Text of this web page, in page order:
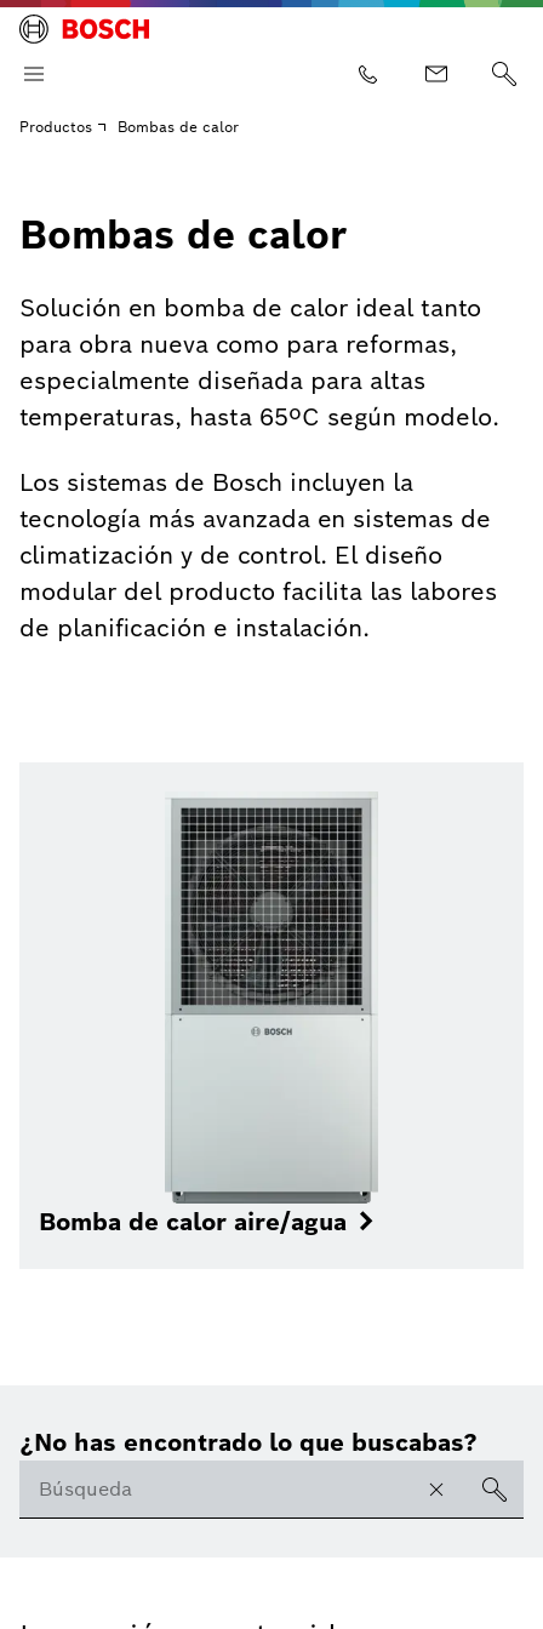
Productos Bombas de calor
Bombas de calor
Solución en bomba de calor ideal tanto
para obra nueva como para reformas,
especialmente diseñada para altas
temperaturas, hasta 65ºC según modelo.
Los sistemas de Bosch incluyen la
tecnología más avanzada en sistemas de
climatización y de control. El diseño
modular del producto facilita las labores
de planificación e instalación.
Bomba de calor aire/agua
¿No has encontrado lo que buscabas?